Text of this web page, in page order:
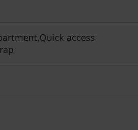
access